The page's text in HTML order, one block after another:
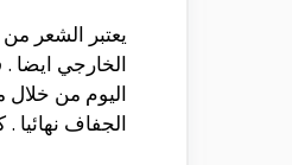
يعتبر الشعر
الخارجي ايضا .
اليوم من
الجفاف نهائيا